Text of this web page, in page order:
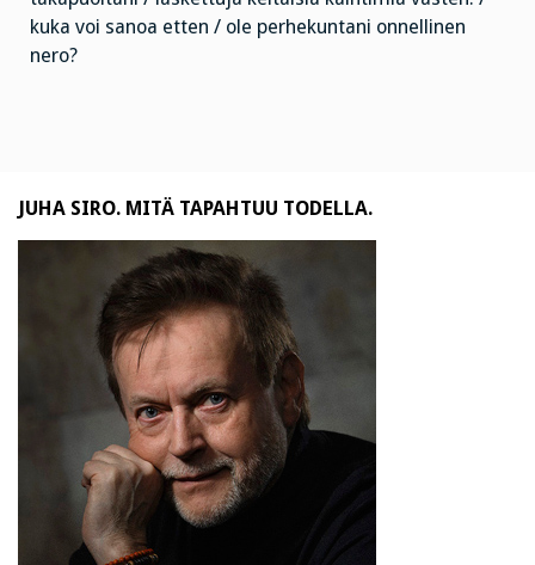
kuka voi sanoa etten / ole perhekuntani onnellinen
nero?
JUHA SIRO. MITÄ TAPAHTUU TODELLA.